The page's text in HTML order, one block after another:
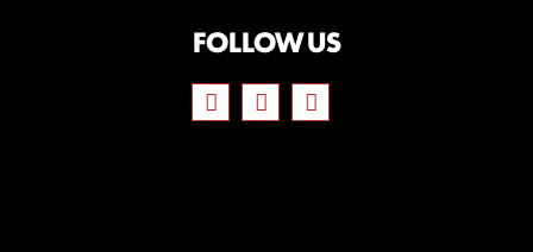
FOLLOW US